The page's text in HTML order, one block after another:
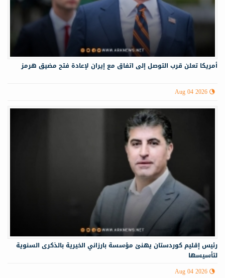
أمريكا تعلن قرب التوصل إلى اتفاق مع إيران لإعادة فتح مضيق هرمز
Aug 04 2026
رئيس إقليم كوردستان يهنئ مؤسسة بارزاني الخيرية بالذكرى السنوية
لتأسيسها
Aug 04 2026